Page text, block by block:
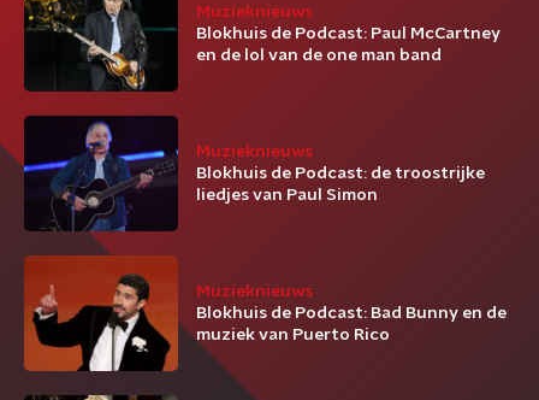
Muzieknieuws
Blokhuis de Podcast: Paul McCartney
en de lol van de one man band
Muzieknieuws
Blokhuis de Podcast: de troostrijke
liedjes van Paul Simon
Muzieknieuws
Blokhuis de Podcast: Bad Bunny en de
muziek van Puerto Rico